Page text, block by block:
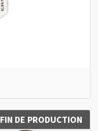
FIN DE PRODUCTION